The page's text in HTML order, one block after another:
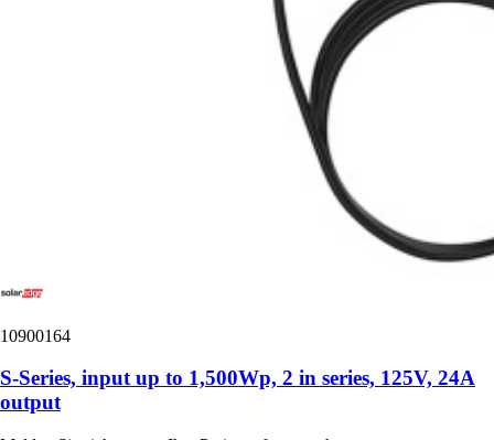
10900164
S-Series, input up to 1,500Wp, 2 in series, 125V, 24A
output